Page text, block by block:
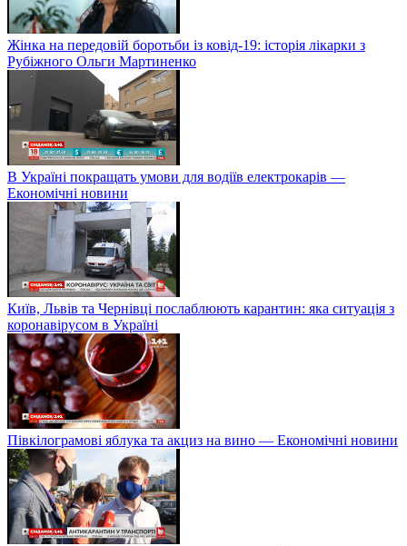
Жінка на передовій боротьби із ковід-19: історія лікарки з
Рубіжного Ольги Мартиненко
В Україні покращать умови для водіїв електрокарів —
Економічні новини
Київ, Львів та Чернівці послаблюють карантин: яка ситуація з
коронавірусом в Україні
Півкілограмові яблука та акциз на вино — Економічні новини